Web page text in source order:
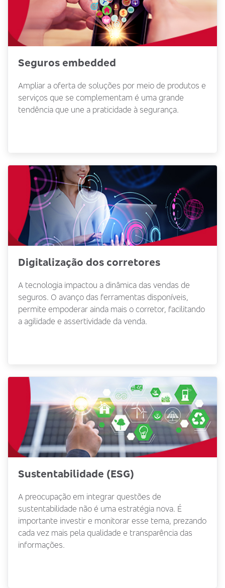
Seguros embedded
Ampliar a oferta de soluções por meio de produtos e
serviços que se complementam é uma grande
tendência que une a praticidade à segurança.
Digitalização dos corretores
A tecnologia impactou a dinâmica das vendas de
seguros. O avanço das ferramentas disponíveis,
permite empoderar ainda mais o corretor, facilitando
a agilidade e assertividade da venda.
Sustentabilidade (ESG)
A preocupação em integrar questões de
sustentabilidade não é uma estratégia nova. É
importante investir e monitorar esse tema, prezando
cada vez mais pela qualidade e transparência das
informações.